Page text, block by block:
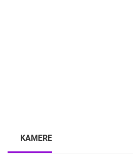
KAMERE